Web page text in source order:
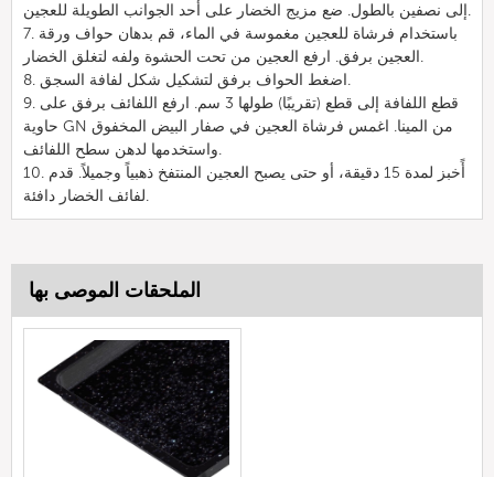
إلى نصفين بالطول. ضع مزيج الخضار على أحد الجوانب الطويلة للعجين.
7. باستخدام فرشاة للعجين مغموسة في الماء، قم بدهان حواف ورقة
العجين برفق. ارفع العجين من تحت الحشوة ولفه لتغلق الخضار.
8. اضغط الحواف برفق لتشكيل شكل لفافة السجق.
9. قطع اللفافة إلى قطع (تقريبًا) طولها 3 سم. ارفع اللفائف برفق على
حاوية GN من المينا. اغمس فرشاة العجين في صفار البيض المخفوق
واستخدمها لدهن سطح اللفائف.
10. أًخبز لمدة 15 دقيقة، أو حتى يصبح العجين المنتفخ ذهبياً وجميلاً. قدم
لفائف الخضار دافئة.
الملحقات الموصى بها